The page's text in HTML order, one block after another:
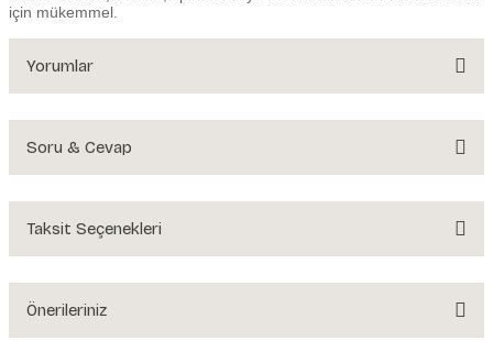
için mükemmel.
Yorumlar
Soru & Cevap
Ürün hakkında henüz soru sorulmamış.
Taksit Seçenekleri
Önerileriniz